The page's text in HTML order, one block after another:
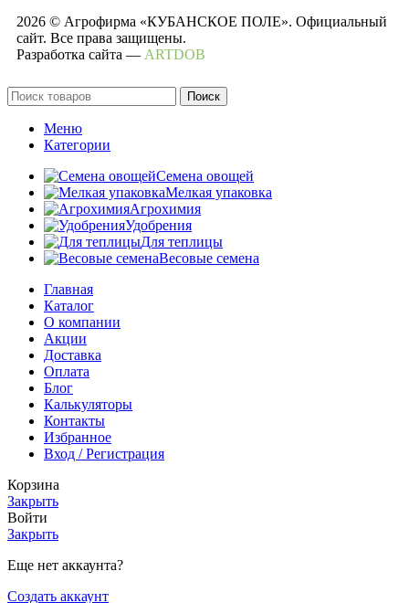
2026 © Агрофирма «КУБАНСКОЕ ПОЛЕ». Официальный
сайт. Все права защищены.
Разработка сайта — ARTDOB
Поиск
Меню
Категории
Семена овощей
Мелкая упаковка
Агрохимия
Удобрения
Для теплицы
Весовые семена
Главная
Каталог
О компании
Акции
Доставка
Оплата
Блог
Калькуляторы
Контакты
Избранное
Вход / Регистрация
Корзина
Закрыть
Войти
Закрыть
Еще нет аккаунта?
Создать аккаунт